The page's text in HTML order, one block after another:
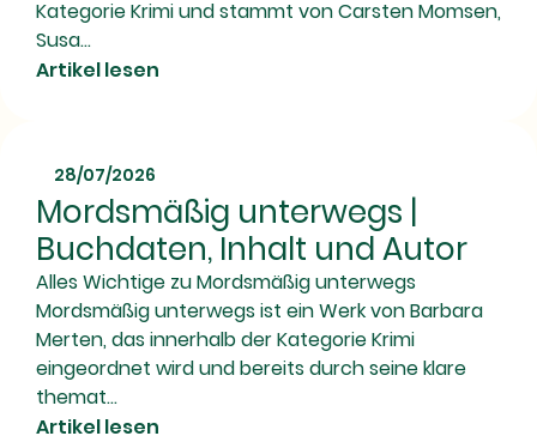
Kategorie Krimi und stammt von Carsten Momsen,
Susa...
Artikel lesen
28/07/2026
Mordsmäßig unterwegs |
Buchdaten, Inhalt und Autor
Alles Wichtige zu Mordsmäßig unterwegs
Mordsmäßig unterwegs ist ein Werk von Barbara
Merten, das innerhalb der Kategorie Krimi
eingeordnet wird und bereits durch seine klare
themat...
Artikel lesen